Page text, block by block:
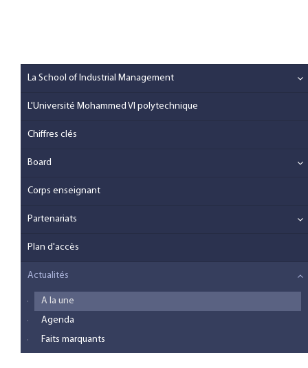
La School of Industrial Management
L'Université Mohammed VI polytechnique
Chiffres clés
Board
Corps enseignant
Partenariats
Plan d'accès
Actualités
A la une
Agenda
Faits marquants